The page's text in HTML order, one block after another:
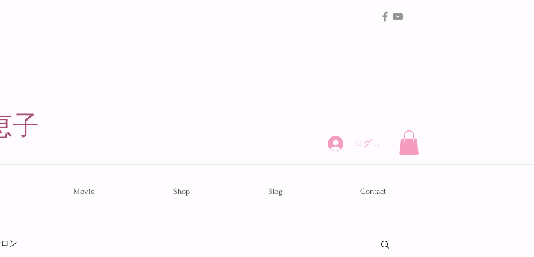
子​
ログイン
Movie Shop Blog Contact
ン